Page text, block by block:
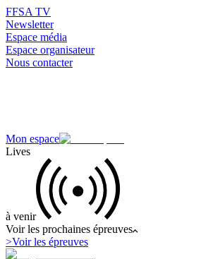
FFSA TV
Newsletter
Espace média
Espace organisateur
Nous contacter
Mon espace
Lives
à venir
Voir les prochaines épreuves
>Voir les épreuves